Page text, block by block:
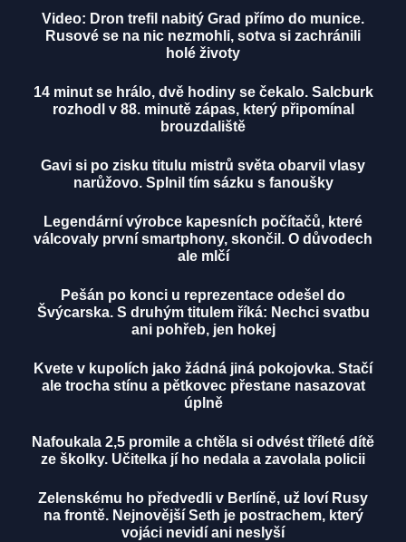
Video: Dron trefil nabitý Grad přímo do munice.
Rusové se na nic nezmohli, sotva si zachránili
holé životy
14 minut se hrálo, dvě hodiny se čekalo. Salcburk
rozhodl v 88. minutě zápas, který připomínal
brouzdaliště
Gavi si po zisku titulu mistrů světa obarvil vlasy
narůžovo. Splnil tím sázku s fanoušky
Legendární výrobce kapesních počítačů, které
válcovaly první smartphony, skončil. O důvodech
ale mlčí
Pešán po konci u reprezentace odešel do
Švýcarska. S druhým titulem říká: Nechci svatbu
ani pohřeb, jen hokej
Kvete v kupolích jako žádná jiná pokojovka. Stačí
ale trocha stínu a pětkovec přestane nasazovat
úplně
Nafoukala 2,5 promile a chtěla si odvést tříleté dítě
ze školky. Učitelka jí ho nedala a zavolala policii
Zelenskému ho předvedli v Berlíně, už loví Rusy
na frontě. Nejnovější Seth je postrachem, který
vojáci nevidí ani neslyší